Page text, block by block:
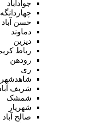
جوادآباد
چهاردانگه
حسن آباد
دماوند
دیزین
رباط
رودهن
ری
شاهدشهر
شریف
شمشک
شهریار
صالح آباد